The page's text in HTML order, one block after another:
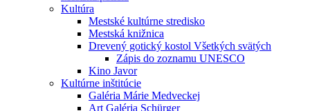
Kultúra
Mestské kultúrne stredisko
Mestská knižnica
Drevený gotický kostol Všetkých svätých
Zápis do zoznamu UNESCO
Kino Javor
Kultúrne inštitúcie
Galéria Márie Medveckej
Art Galéria Schürger